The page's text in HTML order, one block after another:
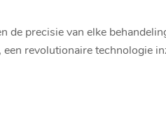
de precisie van elke
een revolutionaire technologie